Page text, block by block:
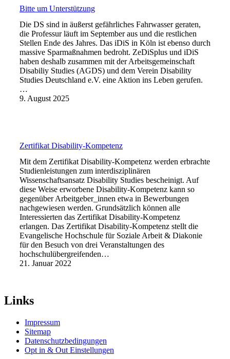
Bitte um Unterstützung
Die DS sind in äußerst gefährliches Fahrwasser geraten,
die Professur läuft im September aus und die restlichen
Stellen Ende des Jahres. Das iDiS in Köln ist ebenso durch
massive Sparmaßnahmen bedroht. ZeDiSplus und iDiS
haben deshalb zusammen mit der Arbeitsgemeinschaft
Disabiliy Studies (AGDS) und dem Verein Disability
Studies Deutschland e.V. eine Aktion ins Leben gerufen.
…
9. August 2025
Zertifikat Disability-Kompetenz
Mit dem Zertifikat Disability-Kompetenz werden erbrachte
Studienleistungen zum interdisziplinären
Wissenschaftsansatz Disability Studies bescheinigt. Auf
diese Weise erworbene Disability-Kompetenz kann so
gegenüber Arbeitgeber_innen etwa in Bewerbungen
nachgewiesen werden. Grundsätzlich können alle
Interessierten das Zertifikat Disability-Kompetenz
erlangen. Das Zertifikat Disability-Kompetenz stellt die
Evangelische Hochschule für Soziale Arbeit & Diakonie
für den Besuch von drei Veranstaltungen des
hochschulübergreifenden…
21. Januar 2022
Links
Impressum
Sitemap
Datenschutzbedingungen
Opt in & Out Einstellungen